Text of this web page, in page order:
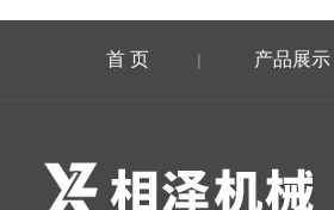
首 页 | 产品展示